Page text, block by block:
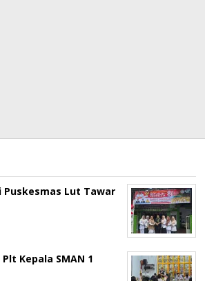
Puskesmas Lut Tawar
Kepala SMAN 1